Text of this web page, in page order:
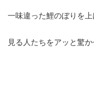
一味違った鯉のぼりを上
見る人たちをアッと驚